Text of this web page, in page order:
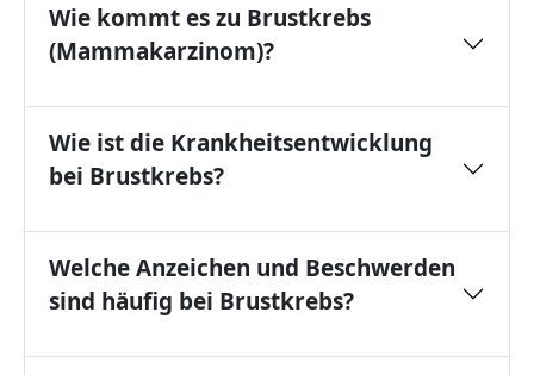
Wie kommt es zu Brustkrebs
(Mammakarzinom)?
Wie ist die Krankheitsentwicklung
bei Brustkrebs?
Welche Anzeichen und Beschwerden
sind häufig bei Brustkrebs?